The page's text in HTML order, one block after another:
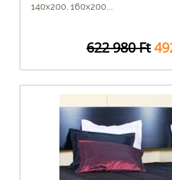
140x200, 160x200,...
622 980 Ft